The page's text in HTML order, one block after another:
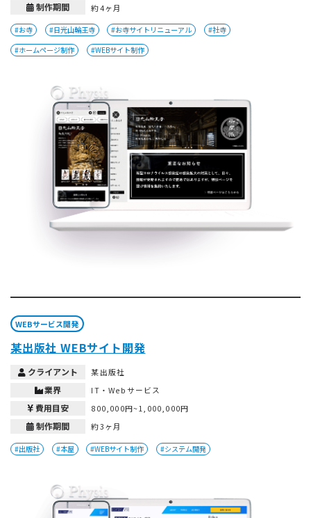
制作期間 約4ヶ月
#お寺 #日光山輪王寺 #お寺サイトリニューアル
#社寺
#ホームページ制作
#WEBサイト制作
WEBサービス開発
某出版社 WEBサイト開発
クライアント 某出版社
業界 IT・Webサービス
費用目安 800,000円~1,000,000円
制作期間 約3ヶ月
#出版社 #本屋 #WEBサイト制作 #システム開発